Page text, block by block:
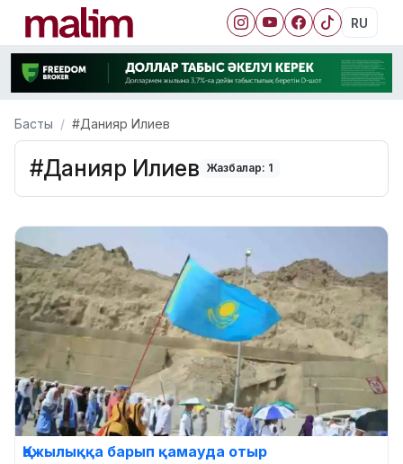
RU
Басты #Данияр Илиев
#Данияр Илиев Жазбалар: 1
Қажылыққа барып қамауда отыр